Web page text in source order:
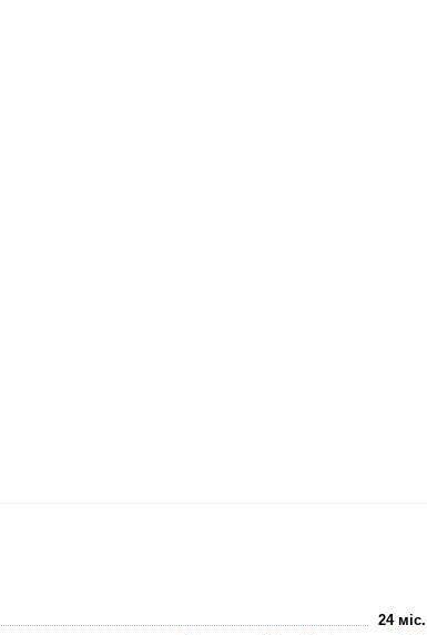
24 міс.